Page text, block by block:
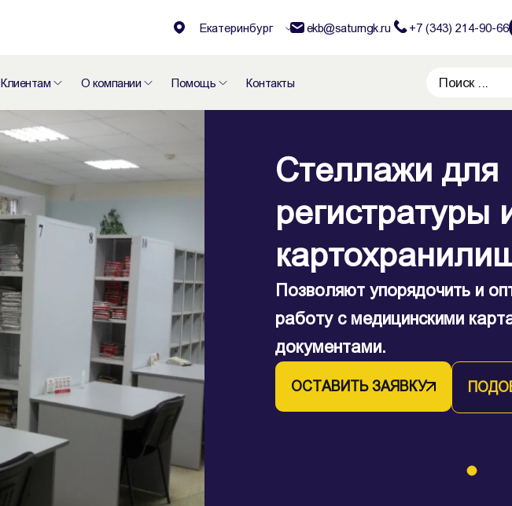
Екатеринбург ekb@saturngk.ru +7 (343) 214-90-66
Клиентам О компании Помощь Контакты
Стеллажи для
регистратуры
Позволяют упорядочить и
работу с медицинскими
документами.
ОСТАВИТЬ ЗАЯВКУ